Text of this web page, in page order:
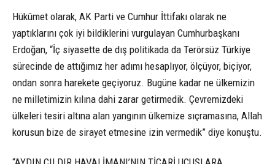
Hükûmet olarak, AK Parti ve Cumhur İttifakı olarak ne
yaptıklarını çok iyi bildiklerini vurgulayan Cumhurbaşkanı
Erdoğan, “İç siyasette de dış politikada da Terörsüz Türkiye
sürecinde de attığımız her adımı hesaplıyor, ölçüyor, biçiyor,
ondan sonra harekete geçiyoruz. Bugüne kadar ne ülkemizin
ne milletimizin kılına dahi zarar getirmedik. Çevremizdeki
ülkeleri tesiri altına alan yangının ülkemize sıçramasına, Allah
korusun bize de sirayet etmesine izin vermedik” diye konuştu.